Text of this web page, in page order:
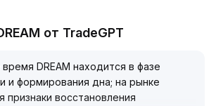
от TradeGPT
DREAM находится в фазе
и формирования дна; на рынке
восстановления